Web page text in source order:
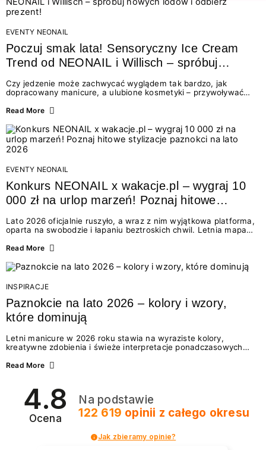
EVENTY NEONAIL
Poczuj smak lata! Sensoryczny Ice Cream
Trend od NEONAIL i Willisch – spróbuj
nowych lodów i odbierz prezent!
Czy jedzenie może zachwycać wyglądem tak bardzo, jak
dopracowany manicure, a ulubione kosmetyki – przywoływać
świata beauty i oszałamiających deserów to coś więcej niż
zmysłami: przez soczysty kolor, aksamitną teksturę,
orzeźwiający zapach i słodki akcent na podniebieniu. Tego lata
NEONAIL łączy siły z marką Willisch, tworząc unikalny projekt
na styku jedzenia i piękna....
Read More
EVENTY NEONAIL
Konkurs NEONAIL x wakacje.pl – wygraj 10
000 zł na urlop marzeń! Poznaj hitowe
Lato 2026 oficjalnie ruszyło, a wraz z nim wyjątkowa platforma,
oparta na swobodzie i łapaniu beztroskich chwil. Letnia mapa
doświadczenia wakacji – od spontanicznych wyjazdów, przez
Motywem przewodnim jest eksplorowanie i kolekcjonowanie
letnich momentów. Z tej okazji przygotowaliśmy coś absolutnie
wyjątkowego: wielki konkurs z wakacje.pl oraz dawkę
najgorętszych trendów w...
Read More
INSPIRACJE
Paznokcie na lato 2026 – kolory i wzory,
które dominują
Letni manicure w 2026 roku stawia na wyraziste kolory,
kreatywne zdobienia i świeże interpretacje ponadczasowych
zarówno energetycznych odcieni inspirowanych wakacjami, jak
2026? Znajdź inspirację dla swojego manicure!
Read More
4.8
Ocena
Na podstawie
122 619 opinii z całego okresu
Jak zbieramy opinie?